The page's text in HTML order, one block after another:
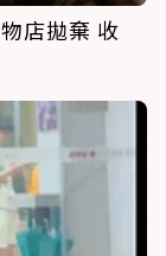
店拋棄 收